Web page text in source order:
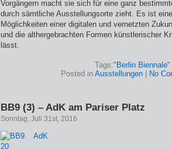
Vorgängern macht sie sich für eine ganz
durch sämtliche Ausstellungsorte zieht. Es ist
Möglichkeiten einer digitalen und vernetzten
und die althergebrachten Formen künstlerischer
lässt.
Tags:"Berlin Biennale"
Posted in Ausstellungen| No
BB9 (3) – AdK am Pariser Platz
Sonntag, Juli 31st, 2016